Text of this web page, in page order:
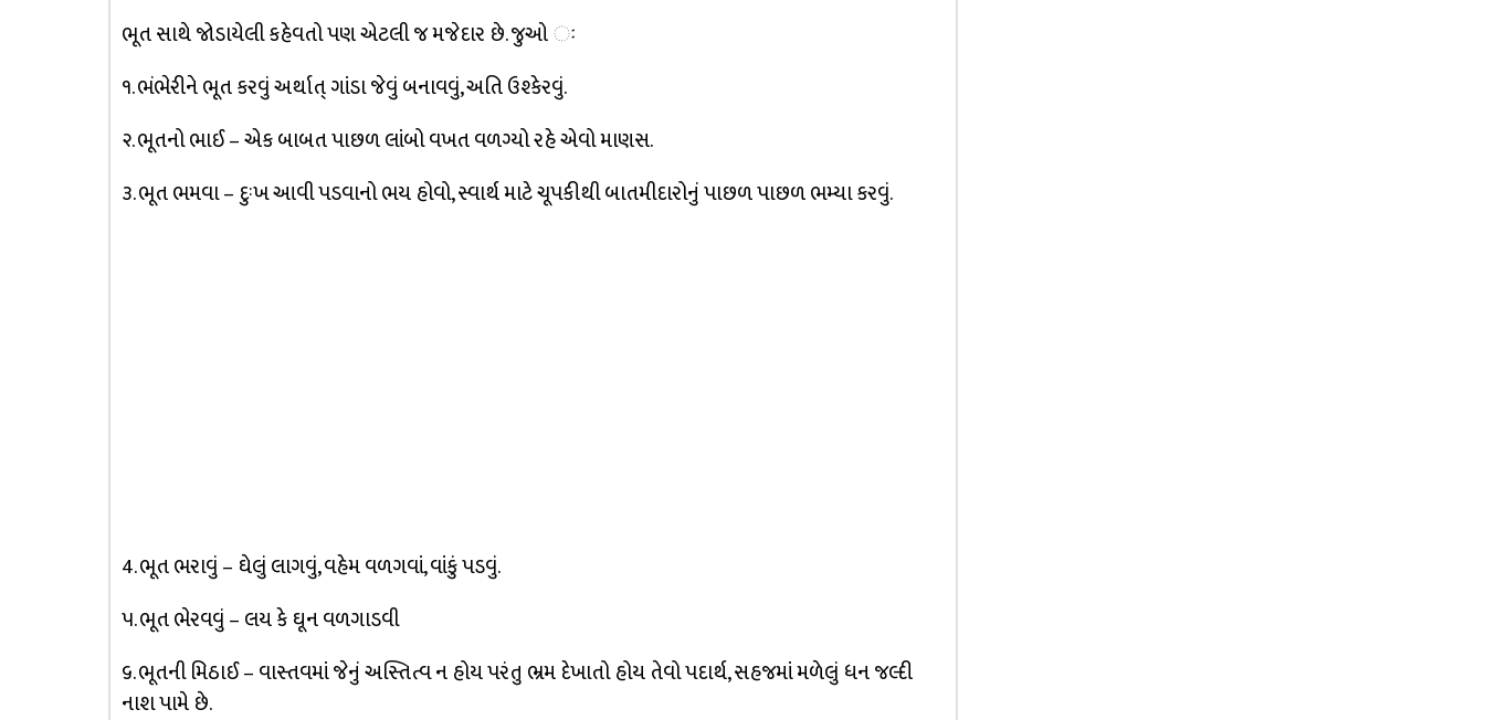
ભૂત સાથે જોડાયેલી કહેવતો પણ એટલી જ મજેદાર છે. જુઓ ઃ
૧. ભંભેરીને ભૂત કરવું અર્થાત્ ગાંડા જેવું બનાવવું, અતિ ઉશ્કેરવું.
૨. ભૂતનો ભાઈ – એક બાબત પાછળ લાંબો વખત વળગ્યો રહે એવો માણસ.
૩. ભૂત ભમવા – દુઃખ આવી પડવાનો ભય હોવો, સ્વાર્થ માટે ચૂપકીથી બાતમીદારોનું પાછળ પાછળ ભમ્યા કરવું.
4. ભૂત ભરાવું – ઘેલું લાગવું, વહેમ વળગવાં, વાંકું પડવું.
૫. ભૂત ભેરવવું – લય કે ઘૂન વળગાડવી
૬. ભૂતની મિઠાઈ – વાસ્તવમાં જેનું અસ્તિત્વ ન હોય પરંતુ ભ્રમ દેખાતો હોય તેવો પદાર્થ, સહજમાં મળેલું ધન જલ્દી
નાશ પામે છે.